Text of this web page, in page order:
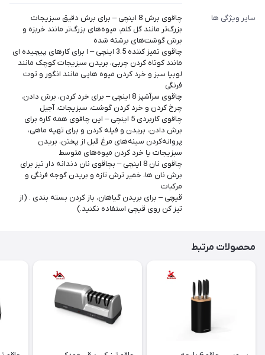
سایر ویژگی ها
چاقوی برش 8 اینچی – برای برش دقیق سبزیجات
بزرگ‌تر مانند گل کلم، میوه‌های بزرگ‌تر مانند خربزه و
برش گوشت‌های برشته شده
چاقوی تمیز کننده 3.5 اینچی – ا برای کارهای پیچیده ای
مانند کوتاه کردن چربی، بریدن سبزیجات کوچک مانند
لوبیا سبز و خرد کردن میوه هایی مانند انگور و توت
فرنگی
چاقوی سرآشپز 8 اینچی – برای خرد کردن، برش دادن،
چرخ کردن و خرد کردن گوشت، سبزیجات، آجیل
چاقوی کاربردی 5 اینچی – این چاقوی همه کاره برای
برش دادن، بریدن و فیله کردن و برای تهیه ماهی،
پروانه‌کردن سینه‌های مرغ قبل از پختن، بریدن
سبزیجات یا خرد کردن میوه‌های متوسط ​​
چاقوی نان 8 اینچی – بچاقوی نان دندانه دار تیز برای
برش نان ها، خمیر ترش تازه و بریدن گوجه فرنگی و
مرکبات
قیچی – برای بریدن گیاهان، باز کردن بسته بندی . (از
تیز کن روی قیچی استفاده نکنید.)
محصولات مرتبط